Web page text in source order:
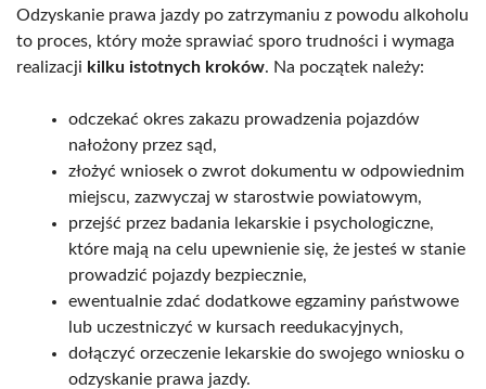
Odzyskanie prawa jazdy po zatrzymaniu z powodu alkoholu
to proces, który może sprawiać sporo trudności i wymaga
realizacji kilku istotnych kroków. Na początek należy:
odczekać okres zakazu prowadzenia pojazdów
nałożony przez sąd,
złożyć wniosek o zwrot dokumentu w odpowiednim
miejscu, zazwyczaj w starostwie powiatowym,
przejść przez badania lekarskie i psychologiczne,
które mają na celu upewnienie się, że jesteś w stanie
prowadzić pojazdy bezpiecznie,
ewentualnie zdać dodatkowe egzaminy państwowe
lub uczestniczyć w kursach reedukacyjnych,
dołączyć orzeczenie lekarskie do swojego wniosku o
odzyskanie prawa jazdy.